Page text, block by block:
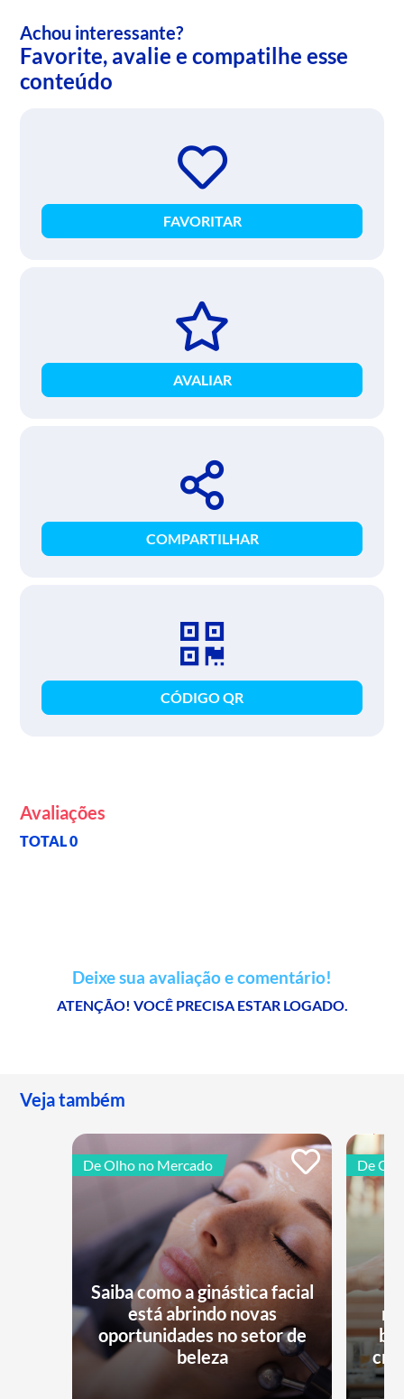
Achou interessante?
Favorite, avalie e compatilhe esse
conteúdo
FAVORITAR
AVALIAR
COMPARTILHAR
CÓDIGO QR
Avaliações
TOTAL 0
Deixe sua avaliação e comentário!
ATENÇÃO! VOCÊ PRECISA ESTAR LOGADO.
Veja também
De Olho no Mercado
Saiba como a ginástica facial
está abrindo novas
oportunidades no setor de
beleza
De